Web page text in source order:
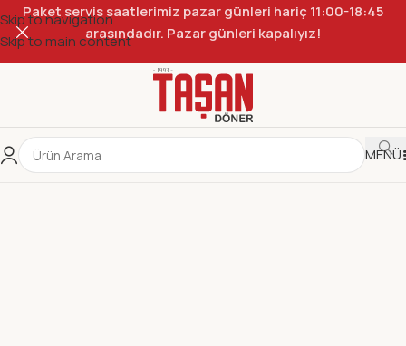
Skip to navigation
Skip to main content
MENÜ
Paket servis saatlerimiz pazar günleri hariç 11:00-18:45
arasındadır. Pazar günleri kapalıyız!